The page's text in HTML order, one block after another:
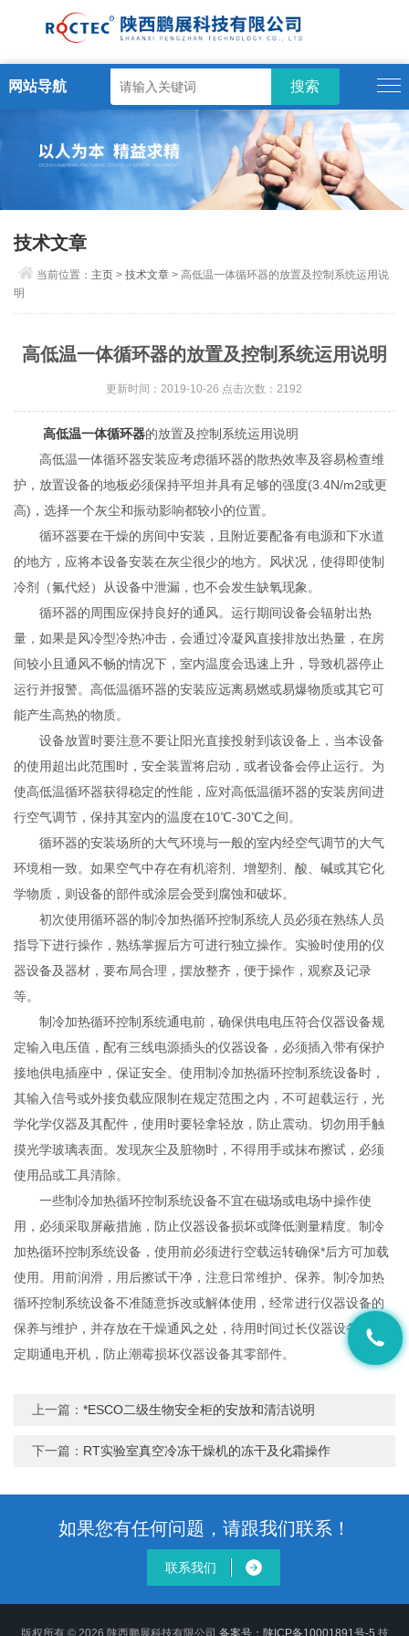
网站导航
技术文章
当前位置： 主页 >技术文章 > 高低温一体循环器的放置及控制系统运用说
明
高低温一体循环器的放置及控制系统运用说明
更新时间：2019-10-26 点击次数：2192
高低温一体循环器的放置及控制系统运用说明
高低温一体循环器安装应考虑循环器的散热效率及容易检查维
护，放置设备的地板必须保持平坦并具有足够的强度(3.4N/m2或更
高)，选择一个灰尘和振动影响都较小的位置。
循环器要在干燥的房间中安装，且附近要配备有电源和下水道
的地方，应将本设备安装在灰尘很少的地方。风状况，使得即使制
冷剂（氟代烃）从设备中泄漏，也不会发生缺氧现象。
循环器的周围应保持良好的通风。运行期间设备会辐射出热
量，如果是风冷型冷热冲击，会通过冷凝风直接排放出热量，在房
间较小且通风不畅的情况下，室内温度会迅速上升，导致机器停止
运行并报警。高低温循环器的安装应远离易燃或易爆物质或其它可
能产生高热的物质。
设备放置时要注意不要让阳光直接投射到该设备上，当本设备
的使用超出此范围时，安全装置将启动，或者设备会停止运行。为
使高低温循环器获得稳定的性能，应对高低温循环器的安装房间进
行空气调节，保持其室内的温度在10℃-30℃之间。
循环器的安装场所的大气环境与一般的室内经空气调节的大气
环境相一致。如果空气中存在有机溶剂、增塑剂、酸、碱或其它化
学物质，则设备的部件或涂层会受到腐蚀和破坏。
初次使用循环器的制冷加热循环控制系统人员必须在熟练人员
指导下进行操作，熟练掌握后方可进行独立操作。实验时使用的仪
器设备及器材，要布局合理，摆放整齐，便于操作，观察及记录
等。
制冷加热循环控制系统通电前，确保供电电压符合仪器设备规
定输入电压值，配有三线电源插头的仪器设备，必须插入带有保护
接地供电插座中，保证安全。使用制冷加热循环控制系统设备时，
其输入信号或外接负载应限制在规定范围之内，不可超载运行，光
学化学仪器及其配件，使用时要轻拿轻放，防止震动。切勿用手触
摸光学玻璃表面。发现灰尘及脏物时，不得用手或抹布擦试，必须
使用品或工具清除。
一些制冷加热循环控制系统设备不宜在磁场或电场中操作使
用，必须采取屏蔽措施，防止仪器设备损坏或降低测量精度。制冷
加热循环控制系统设备，使用前必须进行空载运转确保*后方可加载
使用。用前润滑，用后擦试干净，注意日常维护、保养。制冷加热
循环控制系统设备不准随意拆改或解体使用，经常进行仪器设备的
保养与维护，并存放在干燥通风之处，待用时间过长仪器设备，应
定期通电开机，防止潮霉损坏仪器设备其零部件。
上一篇：*ESCO二级生物安全柜的安放和清洁说明
下一篇： RT实验室真空冷冻干燥机的冻干及化霜操作
如果您有任何问题，请跟我们联系！
联系我们